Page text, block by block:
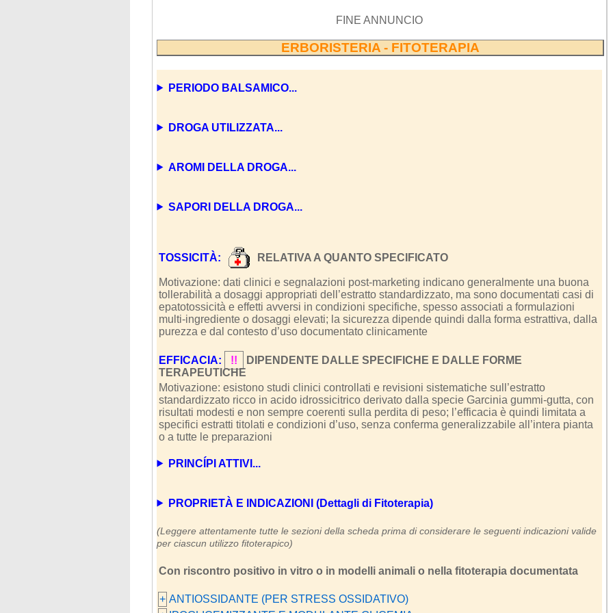
FINE ANNUNCIO
ERBORISTERIA - FITOTERAPIA
PERIODO BALSAMICO...
DROGA UTILIZZATA...
AROMI DELLA DROGA...
SAPORI DELLA DROGA...
TOSSICITÀ: RELATIVA A QUANTO SPECIFICATO
Motivazione: dati clinici e segnalazioni post-marketing indicano generalmente una buona
tollerabilità a dosaggi appropriati dell’estratto standardizzato, ma sono documentati casi di
epatotossicità e effetti avversi in condizioni specifiche, spesso associati a formulazioni
multi-ingrediente o dosaggi elevati; la sicurezza dipende quindi dalla forma estrattiva, dalla
purezza e dal contesto d’uso documentato clinicamente
EFFICACIA: !!
DIPENDENTE DALLE SPECIFICHE E DALLE FORME
TERAPEUTICHE
Motivazione: esistono studi clinici controllati e revisioni sistematiche sull’estratto
standardizzato ricco in acido idrossicitrico derivato dalla specie Garcinia gummi-gutta, con
risultati modesti e non sempre coerenti sulla perdita di peso; l’efficacia è quindi limitata a
specifici estratti titolati e condizioni d’uso, senza conferma generalizzabile all’intera pianta
o a tutte le preparazioni
PRINCÍPI ATTIVI...
PROPRIETÀ E INDICAZIONI (Dettagli di Fitoterapia)
(Leggere attentamente tutte le sezioni della scheda prima di considerare le seguenti indicazioni valide
per ciascun utilizzo fitoterapico)
Con riscontro positivo in vitro o in modelli animali o nella fitoterapia documentata
+ ANTIOSSIDANTE (PER STRESS OSSIDATIVO)